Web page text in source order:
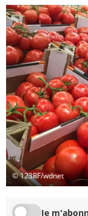
© 123RF/wdnet
Je